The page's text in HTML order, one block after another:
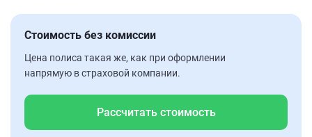
Стоимость без комиссии
Цена полиса такая же, как при оформлении
напрямую в страховой компании.
Рассчитать стоимость